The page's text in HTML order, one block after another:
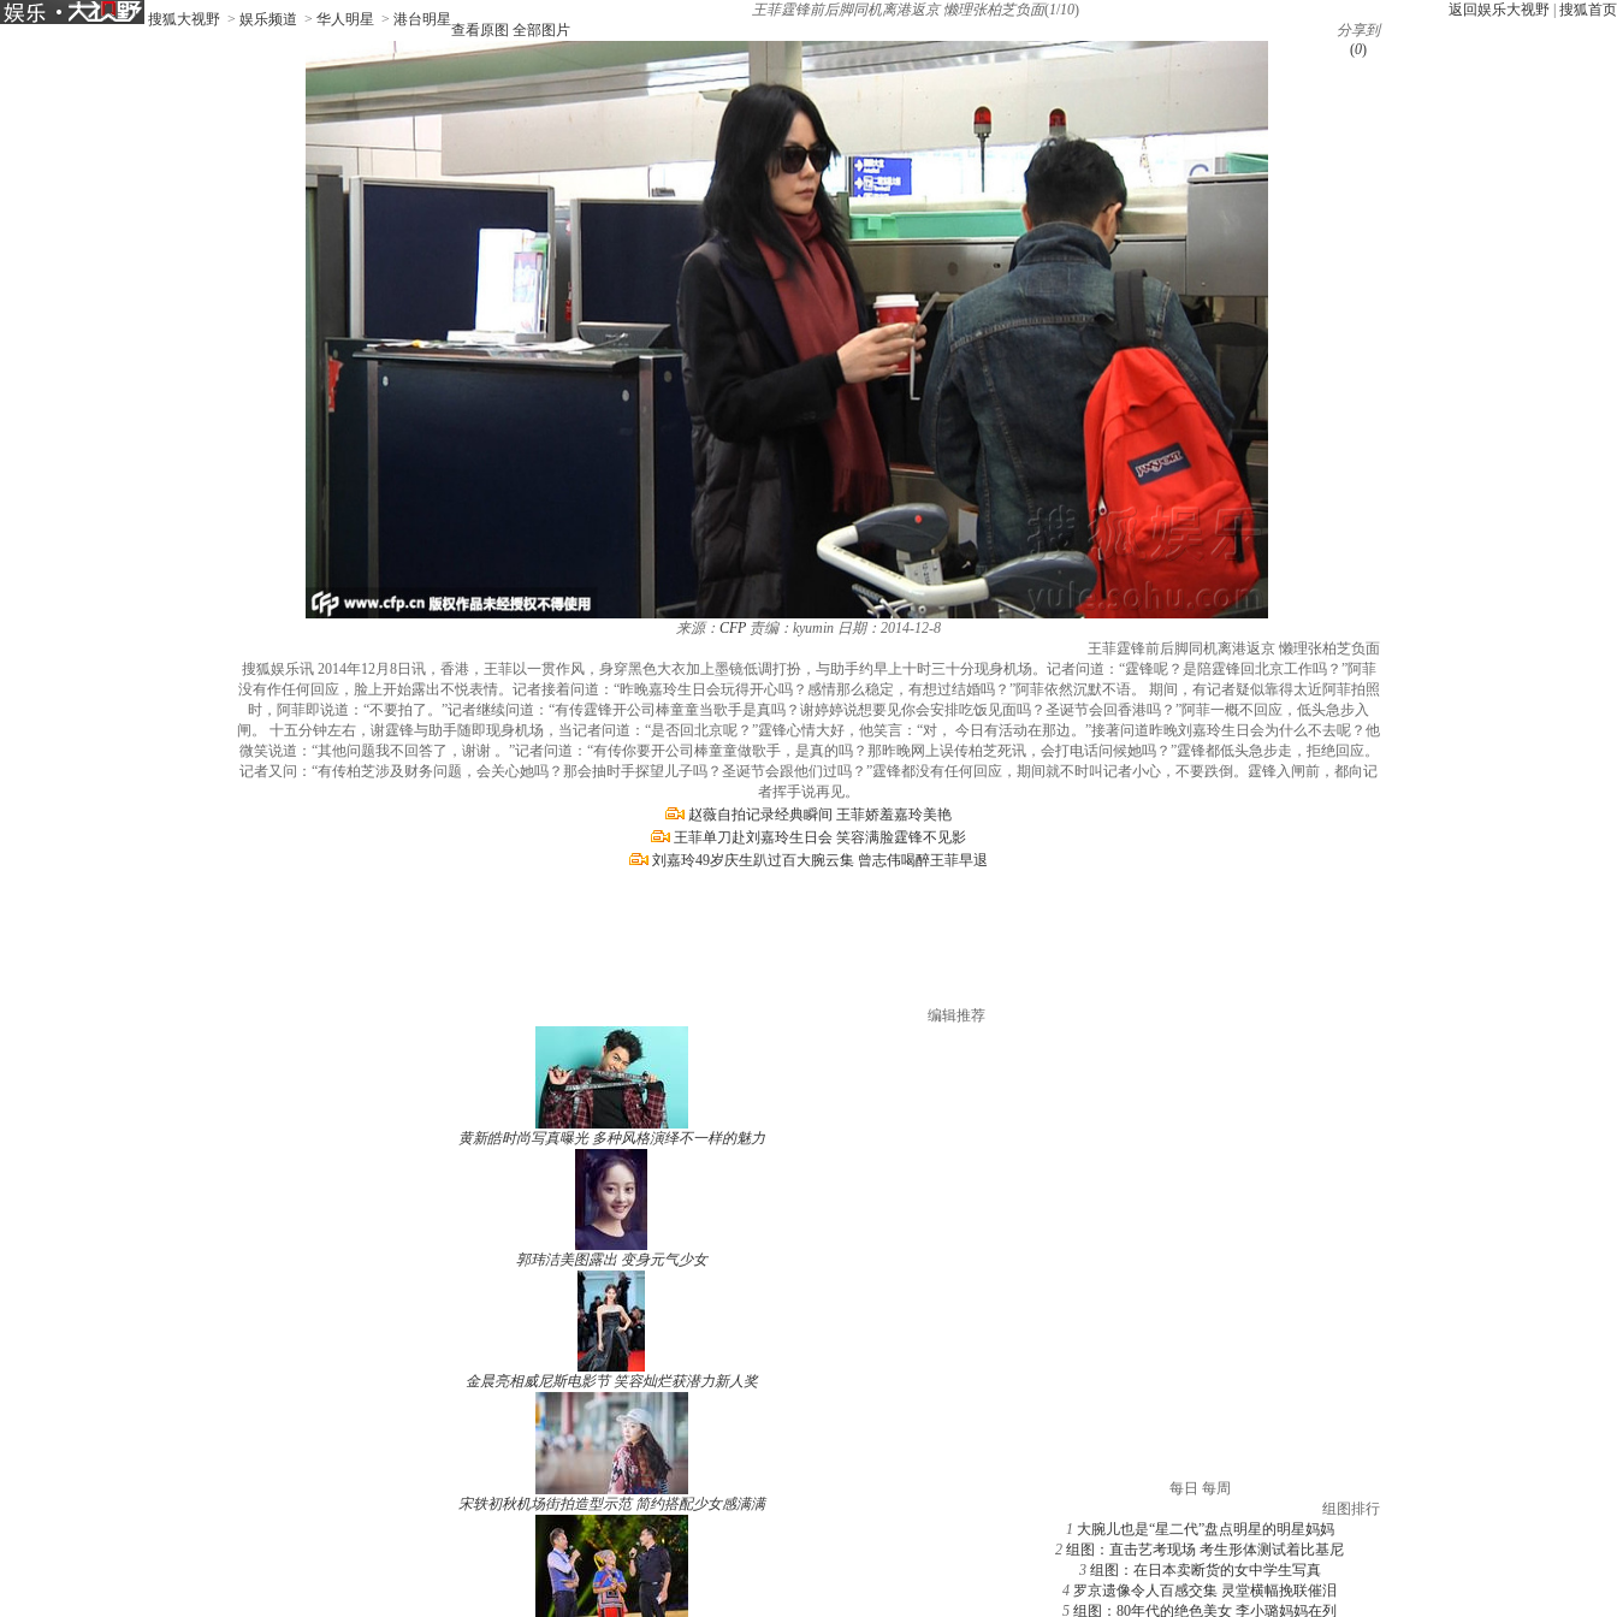
搜狐大视野 > 娱乐频道 > 华人明星 > 港台明星
返回娱乐大视野 搜狐首页
王菲霆锋前后脚同机离港返京 懒理张柏芝负面(1/10)
查看原图 全部图片
分享到
(0)
来源： CFP 责编：kyumin 日期：2014-12-8
王菲霆锋前后脚同机离港返京 懒理张柏芝负面
搜狐娱乐讯 2014年12月8日讯，香港，王菲以一贯作风，身穿黑色大衣加上墨镜低调打扮，与助手约早上十时三十分现身机场。记者问道：“霆锋呢？是陪霆锋回北京工作吗？”阿菲
没有作任何回应，脸上开始露出不悦表情。记者接着问道：“昨晚嘉玲生日会玩得开心吗？感情那么稳定，有想过结婚吗？”阿菲依然沉默不语。 期间，有记者疑似靠得太近阿菲拍照
时，阿菲即说道：“不要拍了。”记者继续问道：“有传霆锋开公司棒童童当歌手是真吗？谢婷婷说想要见你会安排吃饭见面吗？圣诞节会回香港吗？”阿菲一概不回应，低头急步入
闸。 十五分钟左右，谢霆锋与助手随即现身机场，当记者问道：“是否回北京呢？”霆锋心情大好，他笑言：“对， 今日有活动在那边。”接著问道昨晚刘嘉玲生日会为什么不去呢？他
微笑说道：“其他问题我不回答了，谢谢 。”记者问道：“有传你要开公司棒童童做歌手，是真的吗？那昨晚网上误传柏芝死讯，会打电话问候她吗？”霆锋都低头急步走，拒绝回应。
记者又问：“有传柏芝涉及财务问题，会关心她吗？那会抽时手探望儿子吗？圣诞节会跟他们过吗？”霆锋都没有任何回应，期间就不时叫记者小心，不要跌倒。霆锋入闸前，都向记
者挥手说再见。
赵薇自拍记录经典瞬间 王菲娇羞嘉玲美艳
王菲单刀赴刘嘉玲生日会 笑容满脸霆锋不见影
刘嘉玲49岁庆生趴过百大腕云集 曾志伟喝醉王菲早退
编辑推荐
黄新皓时尚写真曝光 多种风格演绎不一样的魅力
郭玮洁美图露出 变身元气少女
金晨亮相威尼斯电影节 笑容灿烂获潜力新人奖
宋轶初秋机场街拍造型示范 简约搭配少女感满满
每日 每周
组图排行
1 大腕儿也是“星二代”盘点明星的明星妈妈
2 组图：直击艺考现场 考生形体测试着比基尼
3 组图：在日本卖断货的女中学生写真
4 罗京遗像令人百感交集 灵堂横幅挽联催泪
5 组图：80年代的绝色美女 李小璐妈妈在列